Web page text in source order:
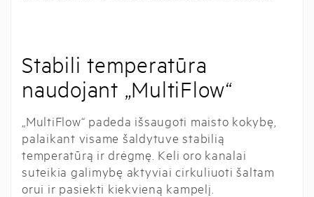
Stabili temperatūra
naudojant „MultiFlow“
„MultiFlow“ padeda išsaugoti maisto kokybę,
palaikant visame šaldytuve stabilią
temperatūrą ir drėgmę. Keli oro kanalai
suteikia galimybę aktyviai cirkuliuoti šaltam
orui ir pasiekti kiekvieną kampelį.